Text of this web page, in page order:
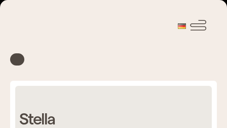
Stella